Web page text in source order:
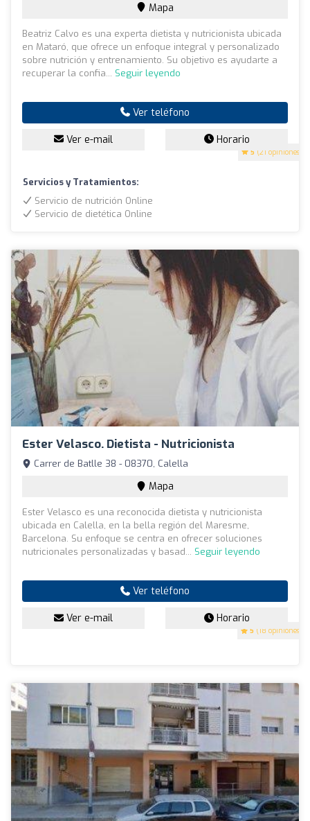
5 (21 opiniones)
Mapa
Beatriz Calvo es una experta dietista y nutricionista ubicada
en Mataró, que ofrece un enfoque integral y personalizado
sobre nutrición y entrenamiento. Su objetivo es ayudarte a
recuperar la confia... Seguir leyendo
Ver teléfono
Ver e-mail Horario
Servicios y Tratamientos:
Servicio de nutrición Online
Servicio de dietética Online
Ester Velasco. Dietista - Nutricionista
5 (18 opiniones)
Carrer de Batlle 38 - 08370, Calella
Mapa
Ester Velasco es una reconocida dietista y nutricionista
ubicada en Calella, en la bella región del Maresme,
Barcelona. Su enfoque se centra en ofrecer soluciones
nutricionales personalizadas y basad... Seguir leyendo
Ver teléfono
Ver e-mail Horario